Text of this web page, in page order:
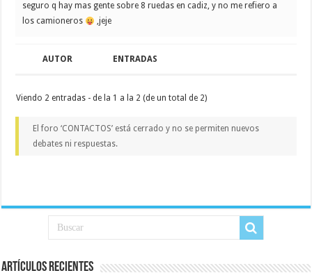
seguro q hay mas gente sobre 8 ruedas en cadiz, y no me refiero a
los camioneros
,jeje
AUTOR ENTRADAS
Viendo 2 entradas - de la 1 a la 2 (de un total de 2)
El foro ‘CONTACTOS’ está cerrado y no se permiten nuevos
debates ni respuestas.
Artículos recientes